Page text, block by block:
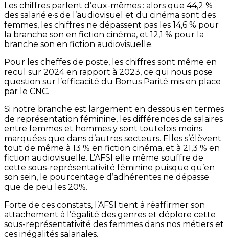
Les chiffres parlent d’eux-mêmes : alors que 44,2 %
des salarié·e·s de l’audiovisuel et du cinéma sont des
femmes, les chiffres ne dépassent pas les 14,6 % pour
la branche son en fiction cinéma, et 12,1 % pour la
branche son en fiction audiovisuelle.
Pour les cheffes de poste, les chiffres sont même en
recul sur 2024 en rapport à 2023, ce qui nous pose
question sur l’efficacité du Bonus Parité mis en place
par le CNC.
Si notre branche est largement en dessous en termes
de représentation féminine, les différences de salaires
entre femmes et hommes y sont toutefois moins
marquées que dans d’autres secteurs. Elles s’élèvent
tout de même à 13 % en fiction cinéma, et à 21,3 % en
fiction audiovisuelle. L’AFSI elle même souffre de
cette sous-représentativité féminine puisque qu’en
son sein, le pourcentage d’adhérentes ne dépasse
que de peu les 20%.
Forte de ces constats, l’AFSI tient à réaffirmer son
attachement à l’égalité des genres et déplore cette
sous-représentativité des femmes dans nos métiers et
ces inégalités salariales.